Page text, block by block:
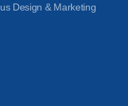
Design & Marketing